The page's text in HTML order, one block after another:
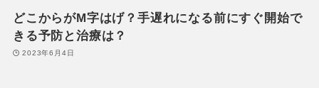
どこからがM字はげ？手遅れになる前にすぐ開始で
きる予防と治療は？
2023年6月4日